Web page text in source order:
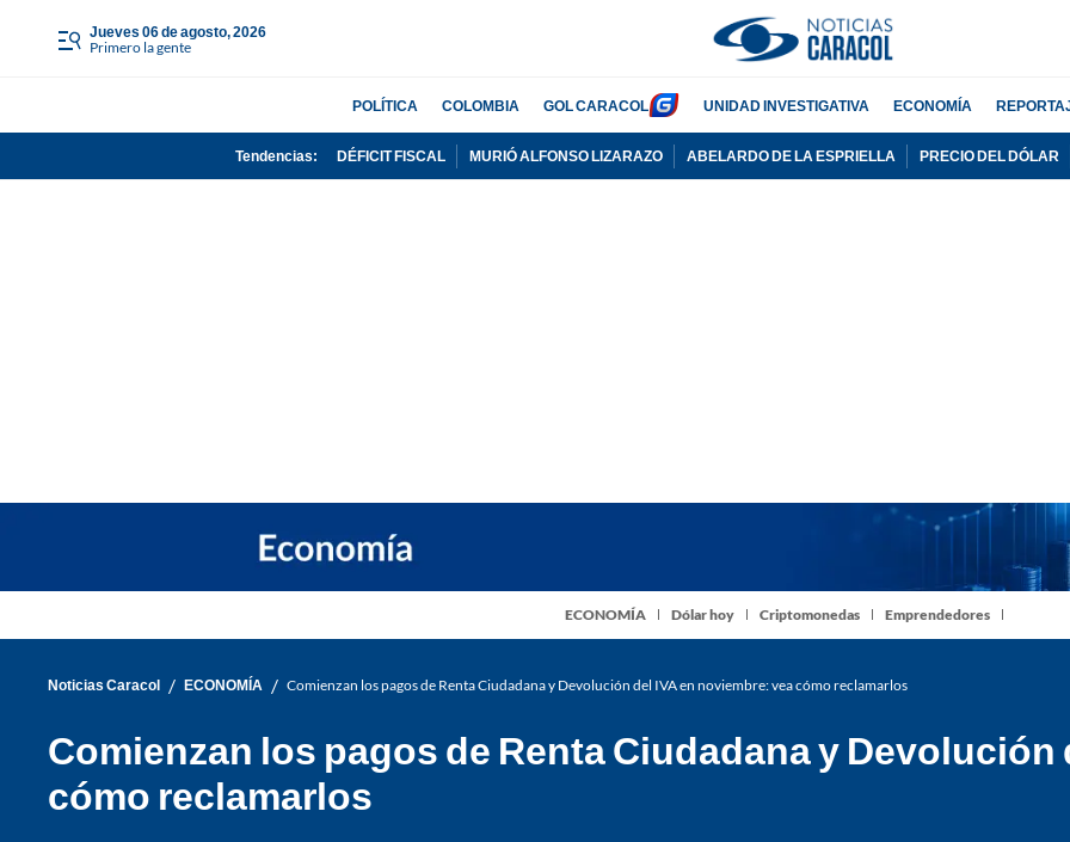
jueves 06 de agosto, 2026
Primero la gente
POLÍTICA COLOMBIA GOL CARACOL UNIDAD INVESTIGATIVA ECONOMÍA
Tendencias: DÉFICIT FISCAL MURIÓ ALFONSO LIZARAZO ABELARDO DE LA ESPRIELLA PRECIO DEL DÓLAR
ECONOMÍA Dólar hoy Criptomonedas Emprendedores
Noticias Caracol / ECONOMÍA / Comienzan los pagos de Renta Ciudadana y Devolución del IVA en noviembre: vea cómo reclamarlos
Comienzan los pagos de Renta Ciudadana y Devolución
cómo reclamarlos